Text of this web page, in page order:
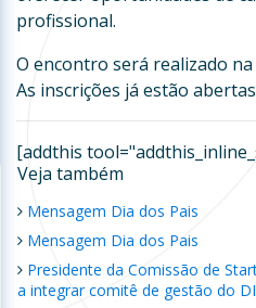
profissional.
O encontro será realizado na
As inscrições já estão
[addthis
Veja também
Mensagem Dia dos Pais
Mensagem Dia dos Pais
Presidente da Comissão de
a integrar comitê de gestão do